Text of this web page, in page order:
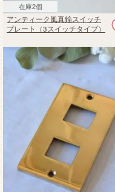
在庫2個
アンティーク風真鍮スイッチ
プレート（3スイッチタイプ）